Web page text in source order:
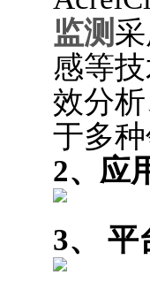
监测
感等
效分
于多
2、应
3、 平